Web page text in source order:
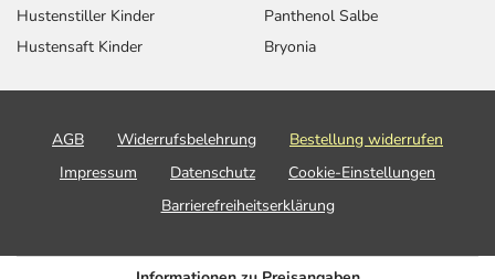
Hustenstiller Kinder
Hustensaft Kinder
Panthenol Salbe
Bryonia
AGB Widerrufsbelehrung
Bestellung widerrufen
Impressum
Datenschutz
Cookie-Einstellungen
Barrierefreiheitserklärung